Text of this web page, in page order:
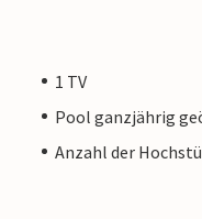
1 TV
Pool ganzjährig
Anzahl der